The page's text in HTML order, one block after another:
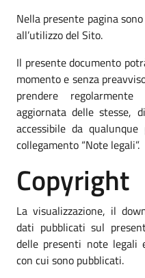
Nella presente pagina
all’utilizzo del Sito.
Il presente documento
momento e senza
prendere
aggiornata delle stesse,
accessibile da
collegamento “Note legali”.
Copyright
La visualizzazione, il
dati pubblicati sul
delle presenti note legali
con cui sono pubblicati.